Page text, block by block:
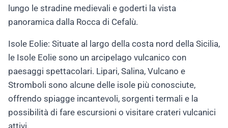
lungo le stradine medievali e goderti la vista
panoramica dalla Rocca di Cefalù.
Isole Eolie: Situate al largo della costa nord della Sicilia,
le Isole Eolie sono un arcipelago vulcanico con
paesaggi spettacolari. Lipari, Salina, Vulcano e
Stromboli sono alcune delle isole più conosciute,
offrendo spiagge incantevoli, sorgenti termali e la
possibilità di fare escursioni o visitare crateri vulcanici
attivi.